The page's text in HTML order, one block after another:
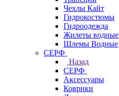
Чехлы Кайт
Гидрокостюмы
Гидроодежда
Жилеты водные
Шлемы Водные
СЕРФ
Назад
СЕРФ
Аксессуары
Коврики